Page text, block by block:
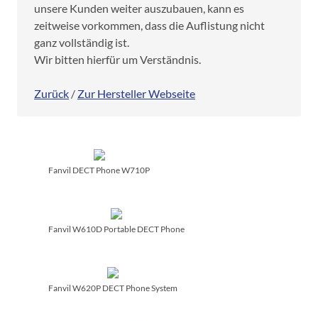
unsere Kunden weiter auszubauen, kann es
zeitweise vorkommen, dass die Auflistung nicht
ganz vollständig ist.
Wir bitten hierfür um Verständnis.
Zurück / Zur Hersteller Webseite
Fanvil DECT Phone W710P
Fanvil W610D Portable DECT Phone
Fanvil W620P DECT Phone System